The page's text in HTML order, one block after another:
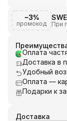
−3%
промокод При
Оплата
Доставка в
Удобный
Оплата —
Подарки к
Доставка